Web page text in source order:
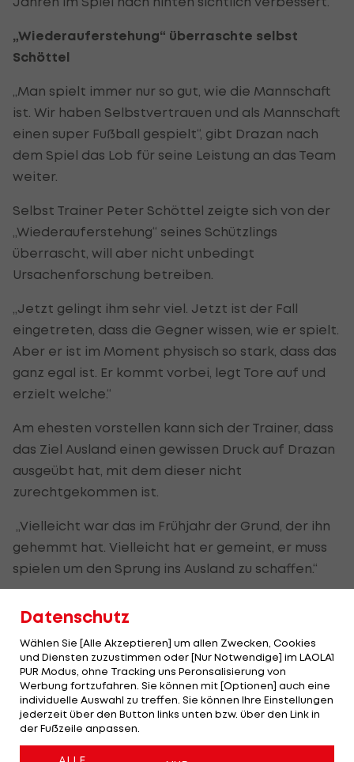
„Wiederauferstehung“ überraschte selbst
Schöttel
„Man spielt immer nur so gut, wie die Mannschaft
ist. Wir haben Selbstvertrauen und als Mannschaft
einen super Fußball gespielt“, gibt Drazan nach
dem Spiel das Lob für seine Leistung an das Team
weiter.
Selbst Trainer Peter Schöttel zeigte sich von der
„Wiederauferstehung“ seines Schützlings
überrascht, will aber nicht unbedingt
Ursachenforschung betreiben.
„Jetzt gelingt ihm sehr viel. Jetzt ist der Fall
eingetreten, dass die Gegner wissen, wie er spielt.
Aber er ist im Moment physisch so stark, dass das
ganz egal ist. Er kommt vorbei, legt Tore auf und
erzielt welche.“
Am ehesten vorstellen kann sich der Trainer, dass
das Ziel Ausland einen gewissen Druck auf Drazan
ausgeübt hat, mit dem dieser nicht
zurechtgekommen ist.
„Vielleicht war das im Frühjahr der Grund, der ihn
gehemmt hat. Vielleicht hat er gemeint, er muss
spielen um den Sprung ins Ausland zu schaffen.“
Die neue Ausrichtung und Variabilität kommt
Drazans Spiel entgegen, da er so noch mehr
Freiräume genießt und sich nicht nur auf der Seite
sondern auch zentral einschalten kann.
„Wir spielen offensiver und variabel. Wir haben
nicht immer dasselbe Spiel. Wir haben uns
Datenschutz
Wählen Sie [Alle Akzeptieren] um allen Zwecken, Cookies
und Diensten zuzustimmen oder [Nur Notwendige] im LAOLA1
PUR Modus, ohne Tracking uns Peronsalisierung von
Werbung fortzufahren. Sie können mit [Optionen] auch eine
individuelle Auswahl zu treffen. Sie können Ihre Einstellungen
jederzeit über den Button links unten bzw. über den Link in
der Fußzeile anpassen.